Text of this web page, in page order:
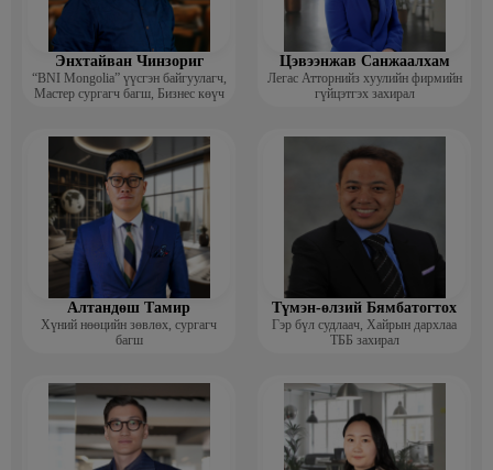
Энхтайван Чинзориг
“BNI Mongolia” үүсгэн байгуулагч,
Мастер сургагч багш, Бизнес көүч
Цэвээнжав Санжаалхам
Легас Атторнийз хуулийн фирмийн
гүйцэтгэх захирал
Алтандөш Тамир
Хүний нөөцийн зөвлөх, сургагч
багш
Түмэн-өлзий Бямбатогтох
Гэр бүл судлаач, Хайрын дархлаа
ТББ захирал